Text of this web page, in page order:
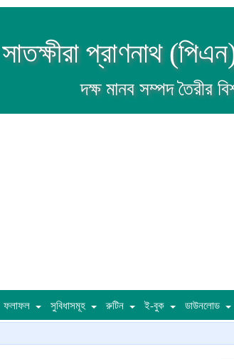
সাতক্ষীরা প্রাণনাথ
দক্ষ মানব সম্পদ তৈরীর
ফলাফল সুবিধাসমূহ রুটিন ই-বুক ডাউনলোড